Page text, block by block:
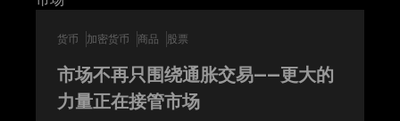
货币 加密货币 商品 股票
市场不再只围绕通胀交易——更大的
力量正在接管市场